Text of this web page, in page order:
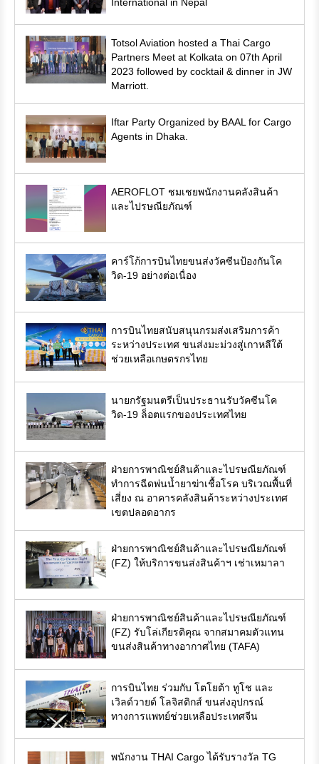
Totsol Aviation hosted a Thai Cargo
Partners Meet at Kolkata on 07th April
2023 followed by cocktail & dinner in JW
Marriott.
Iftar Party Organized by BAAL for Cargo
Agents in Dhaka.
AEROFLOT ชมเชยพนักงานคลังสินค้า
และไปรษณียภัณฑ์
คาร์โก้การบินไทยขนส่งวัคซีนป้องกันโค
วิด-19 อย่างต่อเนื่อง
การบินไทยสนับสนุนกรมส่งเสริมการค้า
ระหว่างประเทศ ขนส่งมะม่วงสู่เกาหลีใต้
ช่วยเหลือเกษตรกรไทย
นายกรัฐมนตรีเป็นประธานรับวัคซีนโค
วิด-19 ล็อตแรกของประเทศไทย
ฝ่ายการพาณิชย์สินค้าและไปรษณียภัณฑ์
ทำการฉีดพ่นน้ำยาฆ่าเชื้อโรค บริเวณพื้นที่
เสี่ยง ณ อาคารคลังสินค้าระหว่างประเทศ
เขตปลอดอากร
ฝ่ายการพาณิชย์สินค้าและไปรษณียภัณฑ์
(FZ) ให้บริการขนส่งสินค้าฯ เช่าเหมาลา
ฝ่ายการพาณิชย์สินค้าและไปรษณียภัณฑ์
(FZ) รับโล่เกียรติคุณ จากสมาคมตัวแทน
ขนส่งสินค้าทางอากาศไทย (TAFA)
การบินไทย ร่วมกับ โตโยต้า ทูโช และ
เวิลด์วายด์ โลจิสติกส์ ขนส่งอุปกรณ์
ทางการแพทย์ช่วยเหลือประเทศจีน
พนักงาน THAI Cargo ได้รับรางวัล TG